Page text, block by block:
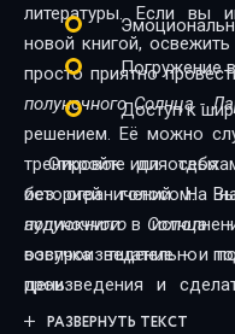
30
32
34
36
литературы. Если вы ищете способ познакомиться с
новой книгой,
просто приятно
полуночного Солнца -
решением. Её можно
тренировок или
без ограничений. На
аудиокниги в
озвучка тщательно
произведения и
комфортным. Новинки
Погружение
Доступ к
Откройте для себя
историей голосом.
полуночного Солнца
воспроизведение - и
день.
РАЗВЕРНУТЬ ТЕКСТ